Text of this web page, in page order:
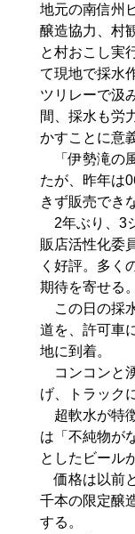
地元の南信州
醸造協力、村
と村おこし実
て現地で採水
ツリレーで汲
間、採水も労
かすことに意
「伊勢滝の
たが、昨年は
きず販売でき
2年ぶり、3
販店活性化委
く好評。多く
期待を寄せる。
この日の採
道を、許可車
地に到着。
コンコンと
げ、トラック
超軟水が特
は「不純物が
としたビール
価格は以前
千本の限定醸
する。